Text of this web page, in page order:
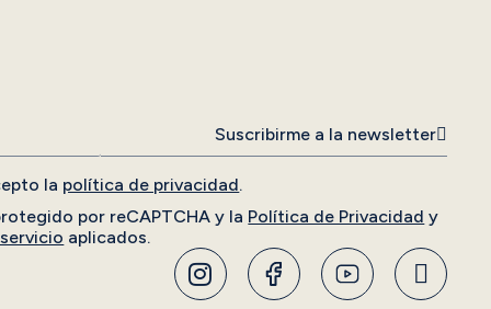
la política de privacidad.
por reCAPTCHA y la Política de Privacidad y
aplicados.
Suscribirme a la newsletter